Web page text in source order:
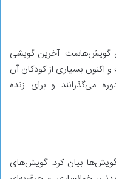
گویش‌هاست. آخرین گویشی
بسیاری از کودکان آن
می‌گذرانند و برای زنده
بیان کرد: گویش‌های